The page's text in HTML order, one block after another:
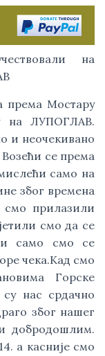
на
према Мостару
на ЛУПОГЛАВ.
и неочекивано
се према
само на
због времена
прилазили
смо да се
и само смо се
чека.Кад смо
Горске
нас срдачно
због нашег
добродошлим.
а касније смо